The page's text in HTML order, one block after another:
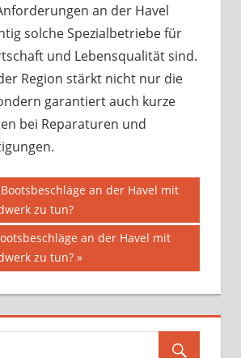
an der Havel
solche Spezialbetriebe für
und Lebensqualität sind.
Region stärkt nicht nur die
garantiert auch kurze
bei Reparaturen und
an der Havel mit
zu tun?
an der Havel mit
zu tun?